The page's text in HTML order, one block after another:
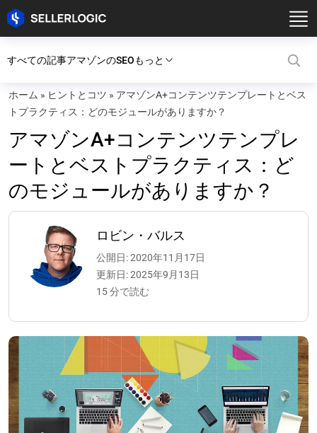
すべての記事アマゾンのSEOもっと
ホーム » ヒントとコツ » アマゾンA+コンテンツテンプレートとベス
トプラクティス：どのモジュールがありますか？
アマゾンA+コンテンツテンプレ
ートとベストプラクティス：ど
のモジュールがありますか？
ロビン・バルス
公開日: 2020年11月17日
更新日: 2025年9月13日
15 分で読む